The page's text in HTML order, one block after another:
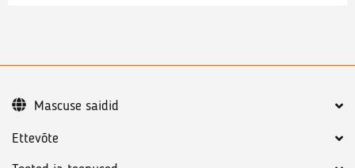
Ettevõte
Mascuse saidid